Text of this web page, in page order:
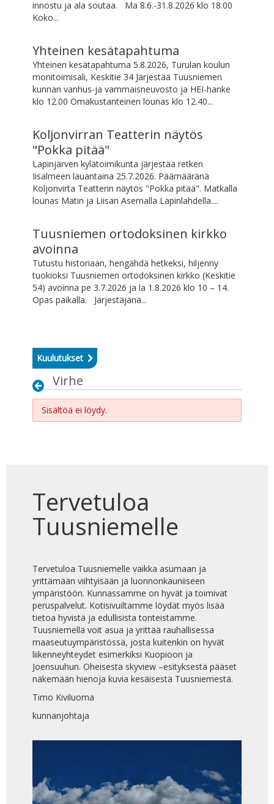
innostu ja ala soutaa. Ma 8.6.-31.8.2026 klo 18.00
Koko...
Yhteinen kesätapahtuma
Yhteinen kesätapahtuma 5.8.2026, Turulan koulun
monitoimisali, Keskitie 34 Järjestää Tuusniemen
kunnan vanhus-ja vammaisneuvosto ja HEI-hanke
klo 12.00 Omakustanteinen lounas klo 12.40...
Koljonvirran Teatterin näytös
"Pokka pitää"
Lapinjärven kylätoimikunta järjestää retken
Iisalmeen lauantaina 25.7.2026. Päämääränä
Koljonvirta Teatterin näytös "Pokka pitää". Matkalla
lounas Matin ja Liisan Asemalla Lapinlahdella....
Tuusniemen ortodoksinen kirkko
avoinna
Tutustu historiaan, hengähdä hetkeksi, hiljenny
tuokioksi Tuusniemen ortodoksinen kirkko (Keskitie
54) avoinna pe 3.7.2026 ja la 1.8.2026 klo 10 – 14.
Opas paikalla. Järjestäjänä...
Kuulutukset
Virhe
Sisältöä ei löydy.
Tervetuloa
Tuusniemelle
Tervetuloa Tuusniemelle vaikka asumaan ja
yrittämään viihtyisään ja luonnonkauniiseen
ympäristöön. Kunnassamme on hyvät ja toimivat
peruspalvelut. Kotisivuiltamme löydät myös lisää
tietoa hyvistä ja edullisista tonteistamme.
Tuusniemellä voit asua ja yrittää rauhallisessa
maaseutuympäristössä, josta kuitenkin on hyvät
liikenneyhteydet esimerkiksi Kuopioon ja
Joensuuhun. Oheisesta skyview –esityksestä pääset
näkemään hienoja kuvia kesäisestä Tuusniemestä.
Timo Kiviluoma
kunnanjohtaja